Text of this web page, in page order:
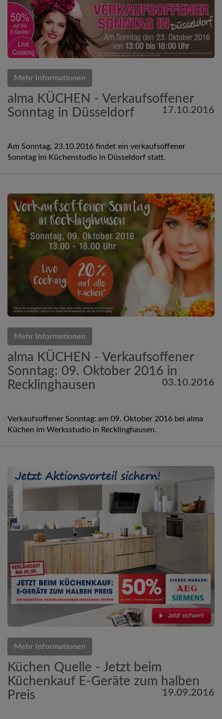
Mehr Informationen
alma KÜCHEN - Verkaufsoffener
Sonntag in Düsseldorf
17.10.2016
Am Sonntag, 23.10.2016 findet ein verkaufsoffener
Sonntag im Küchenstudio in Düsseldorf statt.
Mehr Informationen
alma KÜCHEN - Verkaufsoffener
Sonntag: 09. Oktober 2016 in
Recklinghausen
03.10.2016
Verkaufsoffener Sonntag: am 09. Oktober 2016 bei alma
Küchen im Werksstudio in Recklinghausen.
Mehr Informationen
Küchen Quelle - Jetzt beim
Küchenkauf E-Geräte zum halben
Preis
19.09.2016